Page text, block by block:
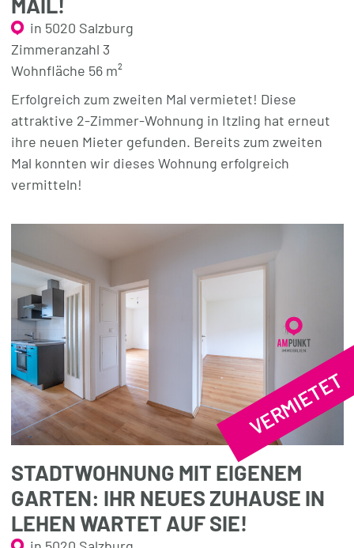
in 5020 Salzburg
Zimmeranzahl 3
Wohnfläche 56 m²
Erfolgreich zum zweiten Mal vermietet! Diese
attraktive 2-Zimmer-Wohnung in Itzling hat erneut
ihre neuen Mieter gefunden. Bereits zum zweiten
Mal konnten wir dieses Wohnung erfolgreich
vermitteln!
VERMIETET
STADTWOHNUNG MIT EIGENEM
GARTEN: IHR NEUES ZUHAUSE IN
LEHEN WARTET AUF SIE!